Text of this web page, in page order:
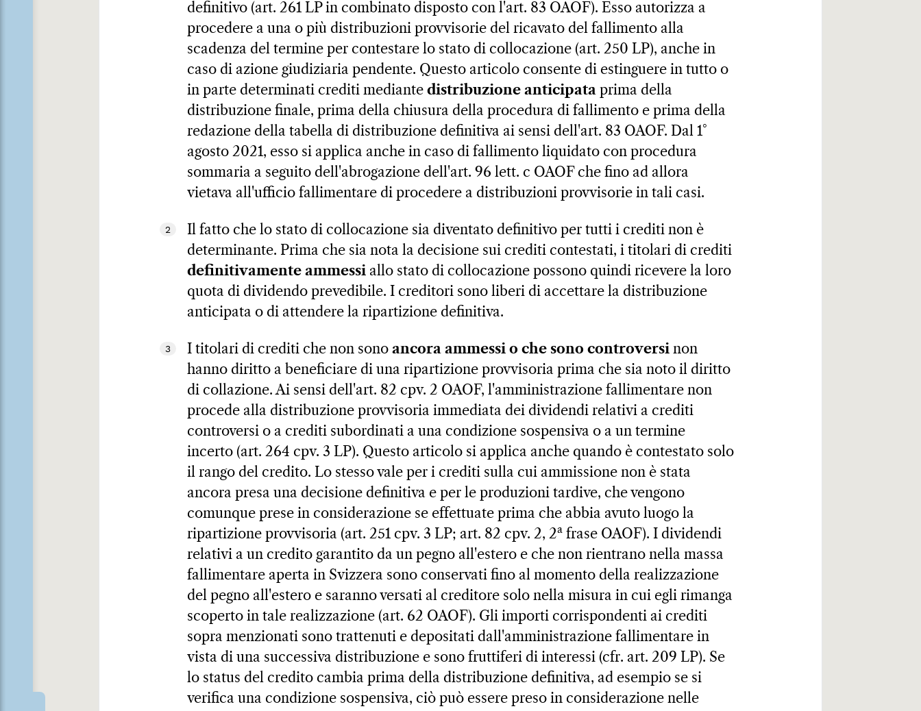
definitivo (art. 261 LP in combinato disposto con l'art. 83 OAOF). Esso autorizza a
procedere a una o più distribuzioni provvisorie del ricavato del fallimento alla
scadenza del termine per contestare lo stato di collocazione (art. 250 LP), anche in
caso di azione giudiziaria pendente. Questo articolo consente di estinguere in tutto o
in parte determinati crediti mediante distribuzione anticipata prima della
distribuzione finale, prima della chiusura della procedura di fallimento e prima della
redazione della tabella di distribuzione definitiva ai sensi dell'art. 83 OAOF. Dal 1°
agosto 2021, esso si applica anche in caso di fallimento liquidato con procedura
sommaria a seguito dell'abrogazione dell'art. 96 lett. c OAOF che fino ad allora
vietava all'ufficio fallimentare di procedere a distribuzioni provvisorie in tali casi.
2
Il fatto che lo stato di collocazione sia diventato definitivo per tutti i crediti non è
determinante. Prima che sia nota la decisione sui crediti contestati, i titolari di crediti
definitivamente ammessi allo stato di collocazione possono quindi ricevere la loro
quota di dividendo prevedibile. I creditori sono liberi di accettare la distribuzione
anticipata o di attendere la ripartizione definitiva.
3 I titolari di crediti che non sono ancora ammessi o che sono controversi non
hanno diritto a beneficiare di una ripartizione provvisoria prima che sia noto il diritto
di collazione. Ai sensi dell'art. 82 cpv. 2 OAOF, l'amministrazione fallimentare non
procede alla distribuzione provvisoria immediata dei dividendi relativi a crediti
controversi o a crediti subordinati a una condizione sospensiva o a un termine
incerto (art. 264 cpv. 3 LP). Questo articolo si applica anche quando è contestato solo
il rango del credito. Lo stesso vale per i crediti sulla cui ammissione non è stata
ancora presa una decisione definitiva e per le produzioni tardive, che vengono
comunque prese in considerazione se effettuate prima che abbia avuto luogo la
ripartizione provvisoria (art. 251 cpv. 3 LP; art. 82 cpv. 2, 2a frase OAOF). I dividendi
relativi a un credito garantito da un pegno all'estero e che non rientrano nella massa
fallimentare aperta in Svizzera sono conservati fino al momento della realizzazione
del pegno all'estero e saranno versati al creditore solo nella misura in cui egli rimanga
scoperto in tale realizzazione (art. 62 OAOF). Gli importi corrispondenti ai crediti
sopra menzionati sono trattenuti e depositati dall'amministrazione fallimentare in
vista di una successiva distribuzione e sono fruttiferi di interessi (cfr. art. 209 LP). Se
lo status del credito cambia prima della distribuzione definitiva, ad esempio se si
verifica una condizione sospensiva, ciò può essere preso in considerazione nelle